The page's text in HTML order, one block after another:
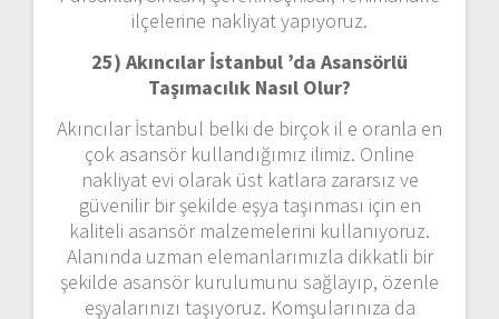
ilçelerine nakliyat yapıyoruz.
25) Akıncılar İstanbul ’da Asansörlü
Taşımacılık Nasıl Olur?
Akıncılar İstanbul belki de birçok il e oranla en
çok asansör kullandığımız ilimiz. Online
nakliyat evi olarak üst katlara zararsız ve
güvenilir bir şekilde eşya taşınması için en
kaliteli asansör malzemelerini kullanıyoruz.
Alanında uzman elemanlarımızla dikkatli bir
şekilde asansör kurulumunu sağlayıp, özenle
eşyalarınızı taşıyoruz. Komşularınıza da